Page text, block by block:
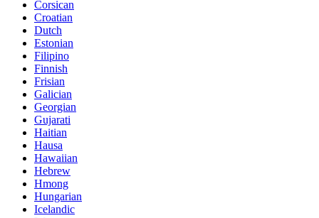
Corsican
Croatian
Dutch
Estonian
Filipino
Finnish
Frisian
Galician
Georgian
Gujarati
Haitian
Hausa
Hawaiian
Hebrew
Hmong
Hungarian
Icelandic